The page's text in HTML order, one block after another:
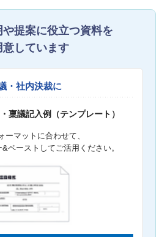
提案に役立つ資料を
意しています
・社内決裁に
稟議記入例（テンプレート）
ーマットに合わせて、
ペーストしてご活用ください。